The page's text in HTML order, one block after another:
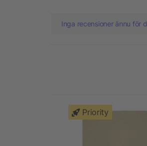
Inga recensioner ännu för
Priority